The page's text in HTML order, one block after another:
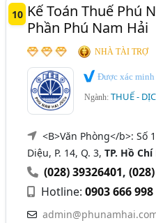
10 Kế Toán Thuế Phú
Phần Phú Nam Hải
NHÀ TÀI TRỢ
Được xác minh
Ngành:THUẾ -
<B>Văn Phòng</b>: Số
Diệu, P. 14, Q. 3,TP. Hồ
(028) 39326401,
Hotline:0903 666 998